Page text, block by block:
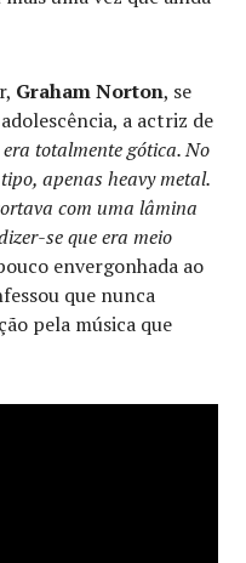
Graham Norton, se
a actriz de
era totalmente gótica. No
apenas heavy metal.
com uma lâmina
se que era meio
envergonhada ao
que nunca
pela música que